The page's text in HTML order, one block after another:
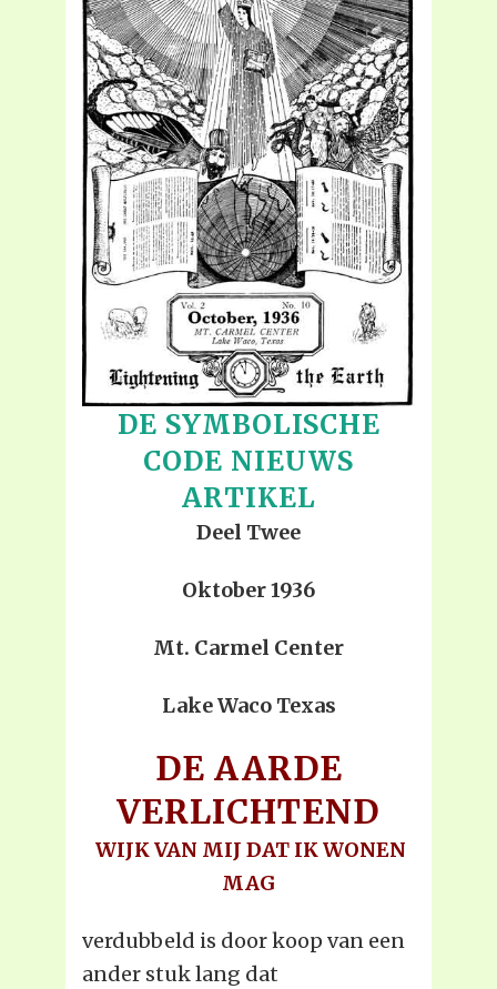
DE SYMBOLISCHE
CODE NIEUWS
ARTIKEL
Deel Twee
Oktober 1936
Mt. Carmel Center
Lake Waco Texas
DE AARDE
VERLICHTEND
WIJK VAN MIJ DAT IK WONEN
MAG
verdubbeld is door koop van een
ander stuk lang dat